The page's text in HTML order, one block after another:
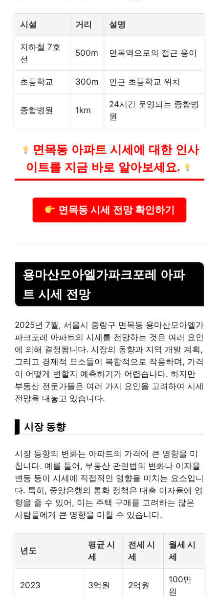
시설 거리 설명
지하철 7호
선
500m 면목역으로의 접근 용이
초등학교 300m 인근 초등학교 위치
종합병원 1km
24시간 운영되는 종합병
원
면목동 아파트 시세에 대한 인사
이트를 지금 바로 알아보세요.
면목동 시세 전망 확인하기
용마산모아엘가파크포레 아파
트 시세 전망
2025년 7월, 서울시 중랑구 면목동 용마산모아엘가
파크포레 아파트의 시세를 전망하는 것은 여러 요인
에 의해 결정됩니다. 시장의 동향과 지역 개발 계획,
그리고 경제적 요소들이 복합적으로 작용하며, 가격
이 어떻게 변할지 예측하기가 어렵습니다. 하지만
부동산 전문가들은 여러 가지 요인을 고려하여 시세
전망을 내놓고 있습니다.
시장 동향
시장 동향의 변화는 아파트의 가격에 큰 영향을 미
칩니다. 예를 들어, 부동산 관련법의 변화나 이자율
변동 등이 시세에 직접적인 영향을 미치는 요소입니
다. 특히, 중앙은행의 통화 정책은 대출 이자율에 영
향을 줄 수 있어, 이는 주택 구매를 고려하는 많은
사람들에게 큰 영향을 미칠 수 있습니다.
년도
평균 시
세
전세 시
세
월세 시
세
2023 3억원 2억원
100만
원